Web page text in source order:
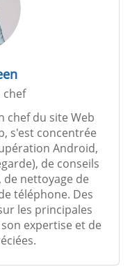
chef
chef du site Web
s'est concentrée
Android,
de conseils
nettoyage de
téléphone. Des
les principales
expertise et de